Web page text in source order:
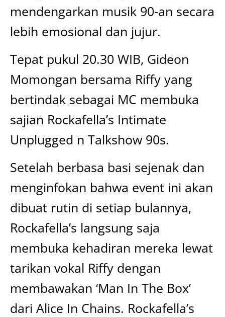
mendengarkan musik 90-an secara
lebih emosional dan jujur.
Tepat pukul 20.30 WIB, Gideon
Momongan bersama Riffy yang
bertindak sebagai MC membuka
sajian Rockafella’s Intimate
Unplugged n Talkshow 90s.
Setelah berbasa basi sejenak dan
menginfokan bahwa event ini akan
dibuat rutin di setiap bulannya,
Rockafella’s langsung saja
membuka kehadiran mereka lewat
tarikan vokal Riffy dengan
membawakan ‘Man In The Box’
dari Alice In Chains. Rockafella’s